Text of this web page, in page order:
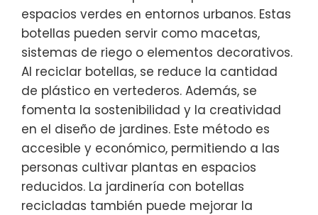
espacios verdes en entornos urbanos. Estas
botellas pueden servir como macetas,
sistemas de riego o elementos decorativos.
Al reciclar botellas, se reduce la cantidad
de plástico en vertederos. Además, se
fomenta la sostenibilidad y la creatividad
en el diseño de jardines. Este método es
accesible y económico, permitiendo a las
personas cultivar plantas en espacios
reducidos. La jardinería con botellas
recicladas también puede mejorar la